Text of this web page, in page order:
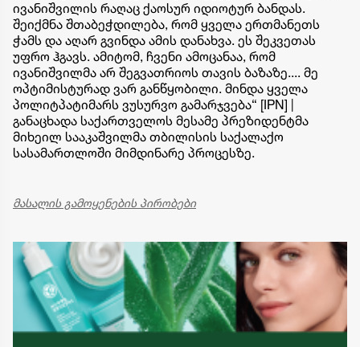
ივანიშვილის რაღაც ქაოსურ იდიოტურ ბანდას.
შეიქმნა შთაბეჭდილება, რომ ყველა ერთმანეთს
ჭამს და აღარ გვინდა ამის დანახვა. ეს შეკვეთას
უფრო ჰგავს. ამიტომ, ჩვენი ამოცანაა, რომ
ივანიშვილმა არ შეგვათრიოს თავის ბაზაზე.... მე
ოპტიმისტურად ვარ განწყობილი. მინდა ყველა
პოლიტპატიმარს ვუსურვო გამარჯვება“ [IPN] |
განაცხადა საქართველოს მესამე პრეზიდენტმა
მიხეილ სააკაშვილმა თბილისის საქალაქო
სასამართლოში მიმდინარე პროცესზე.
მასალის გამოყენების პირობები